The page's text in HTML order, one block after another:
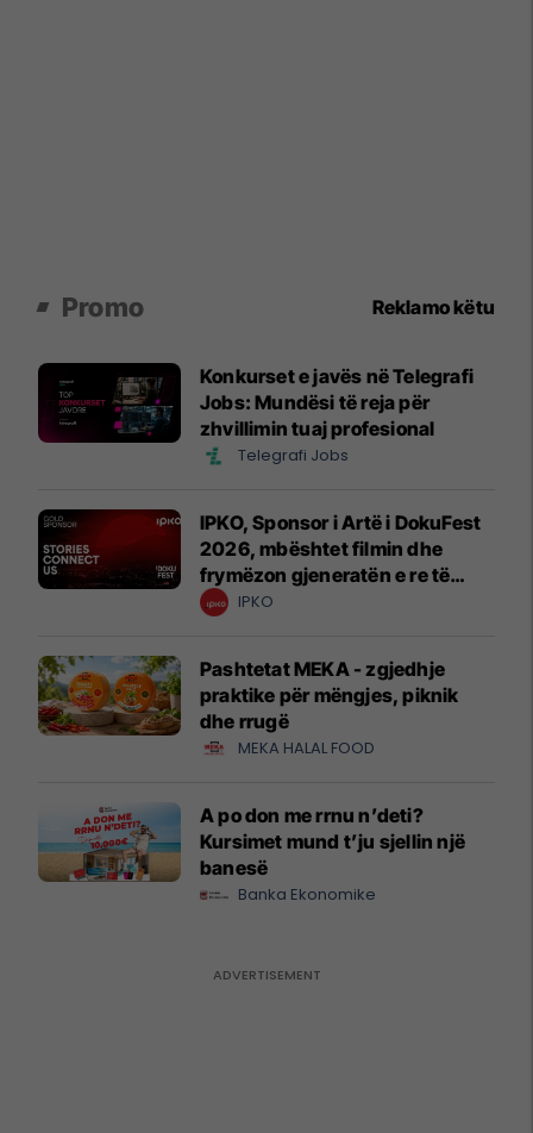
Promo Reklamo këtu
Konkurset e javës në Telegrafi
Jobs: Mundësi të reja për
zhvillimin tuaj profesional
Telegrafi Jobs
IPKO, Sponsor i Artë i DokuFest
2026, mbështet filmin dhe
frymëzon gjeneratën e re të
krijuesve
IPKO
Pashtetat MEKA - zgjedhje
praktike për mëngjes, piknik
dhe rrugë
MEKA HALAL FOOD
A po don me rrnu n’deti?
Kursimet mund t’ju sjellin një
banesë
Banka Ekonomike